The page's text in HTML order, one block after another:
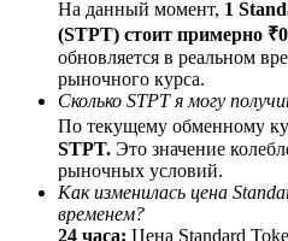
Пригласите друга, чтобы
вознаграждения
BTC Welcome Rewards
На данный момент, 1
(STPT) стоит примерно
обновляется в реальном
рыночного курса.
Сколько STPT я могу
По текущему обменному
STPT. Это значение
рыночных условий.
Как изменилась цена
временем?
24 часа: Цена Standard